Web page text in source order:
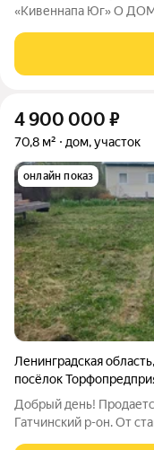
«Кивеннапа Юг» О
поселке с закрытой
круглогодичного
4 900 000 ₽
70,8 м² дом, участок
онлайн показ
Ленинградская область,
посёлок
Добрый день!
Гатчинский р-он. От